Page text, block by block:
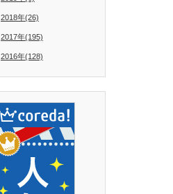
2018年(26)
2017年(195)
2016年(128)